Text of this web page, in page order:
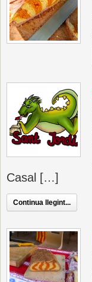
Casal […]
Continua llegint...